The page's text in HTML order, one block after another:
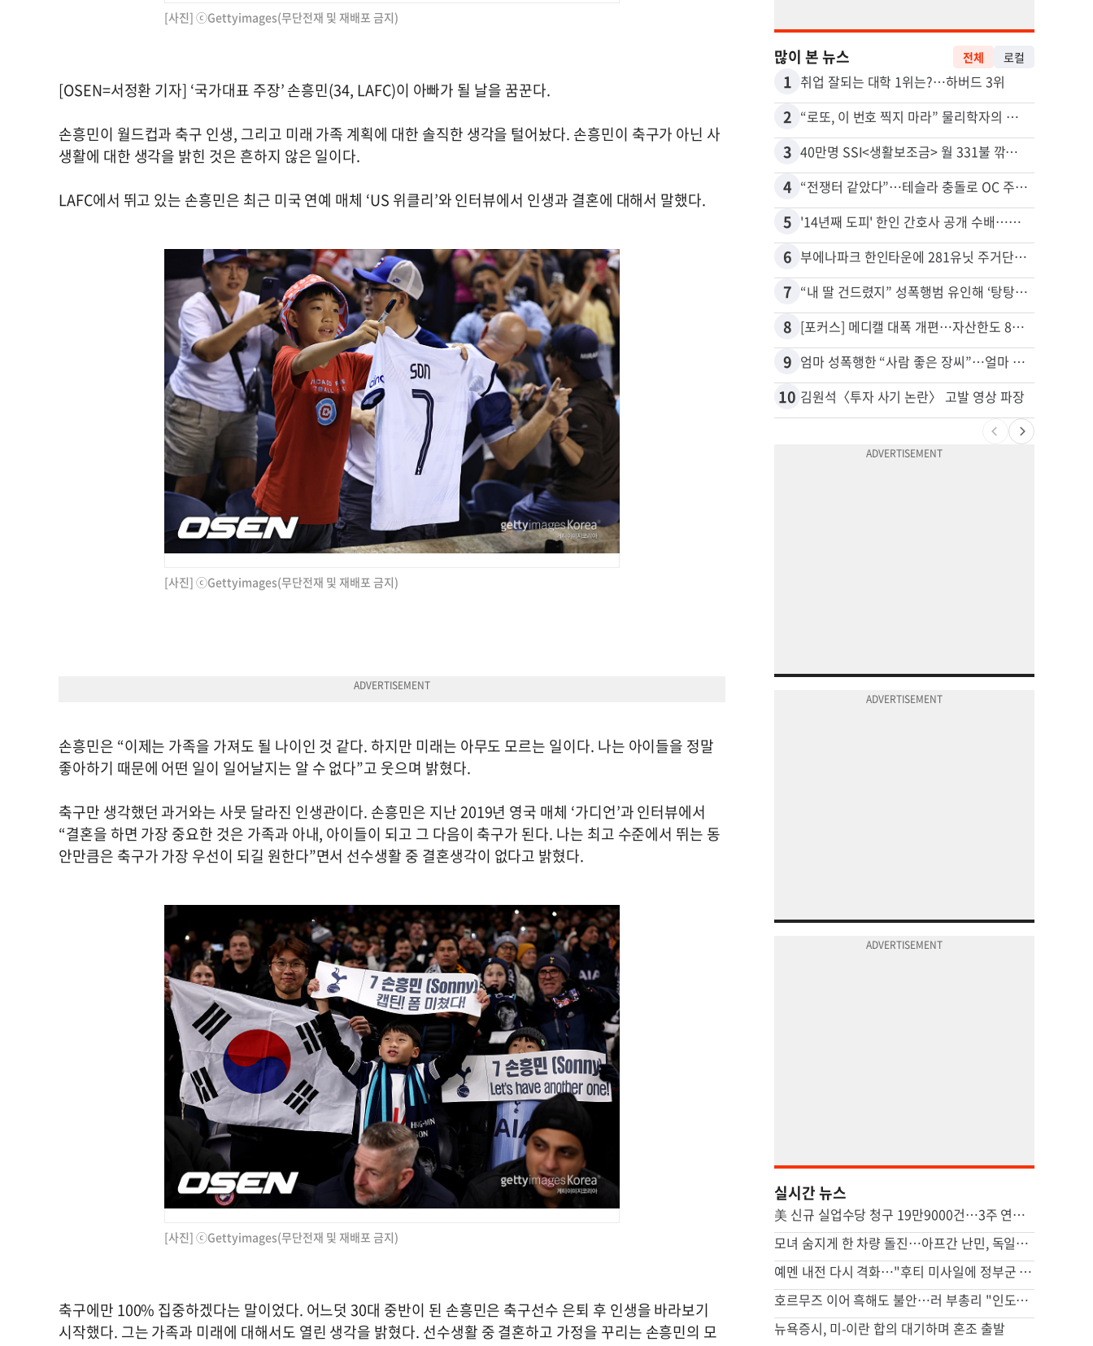
[사진] ⓒGettyimages(무단전재 및 재배포 금지)
[OSEN=서정환 기자] ‘국가대표 주장’ 손흥민(34, LAFC)이 아빠가 될 날을 꿈꾼다.
손흥민이 월드컵과 축구 인생, 그리고 미래 가족 계획에 대한 솔직한 생각을 털어놨다. 손흥민이 축구가 아닌 사
생활에 대한 생각을 밝힌 것은 흔하지 않은 일이다.
LAFC에서 뛰고 있는 손흥민은 최근 미국 연예 매체 ‘US 위클리’와 인터뷰에서 인생과 결혼에 대해서 말했다.
[사진] ⓒGettyimages(무단전재 및 재배포 금지)
손흥민은 “이제는 가족을 가져도 될 나이인 것 같다. 하지만 미래는 아무도 모르는 일이다. 나는 아이들을 정말
좋아하기 때문에 어떤 일이 일어날지는 알 수 없다”고 웃으며 밝혔다.
축구만 생각했던 과거와는 사뭇 달라진 인생관이다. 손흥민은 지난 2019년 영국 매체 ‘가디언’과 인터뷰에서
“결혼을 하면 가장 중요한 것은 가족과 아내, 아이들이 되고 그 다음이 축구가 된다. 나는 최고 수준에서 뛰는 동
안만큼은 축구가 가장 우선이 되길 원한다”면서 선수생활 중 결혼생각이 없다고 밝혔다.
[사진] ⓒGettyimages(무단전재 및 재배포 금지)
축구에만 100% 집중하겠다는 말이었다. 어느덧 30대 중반이 된 손흥민은 축구선수 은퇴 후 인생을 바라보기
시작했다. 그는 가족과 미래에 대해서도 열린 생각을 밝혔다. 선수생활 중 결혼하고 가정을 꾸리는 손흥민의 모
많이 본 뉴스 전체 로컬
1 취업 잘되는 대학 1위는?…하버드 3위
2 “로또, 이 번호 찍지 마라” 물리학자의 당첨금 높이는 비밀
3 40만명 SSI<생활보조금> 월 331불 깎이나
4 “전쟁터 같았다”…테슬라 충돌로 OC 주택 4채 파손
5 '14년째 도피' 한인 간호사 공개 수배…메디케어 사기 유죄
6 부에나파크 한인타운에 281유닛 주거단지 들어선다
7 “내 딸 건드렸지” 성폭행범 유인해 ‘탕탕’…아빠의 복수 결말
8 [포커스] 메디캘 대폭 개편…자산한도 84% 축소
9 엄마 성폭행한 “사람 좋은 장씨”…얼마 뒤 딸 배도 불러왔다
10 김원석〈투자 사기 논란〉 고발 영상 파장
실시간 뉴스
美 신규 실업수당 청구 19만9000건…3주 연속 20만명 하회
모녀 숨지게 한 차량 돌진…아프간 난민, 독일서 종신형
예멘 내전 다시 격화…"후티 미사일에 정부군 최소 30명 사망"
호르무즈 이어 흑해도 불안…러 부총리 "인도양 연결 철도 필요"
뉴욕증시, 미-이란 합의 대기하며 혼조 출발